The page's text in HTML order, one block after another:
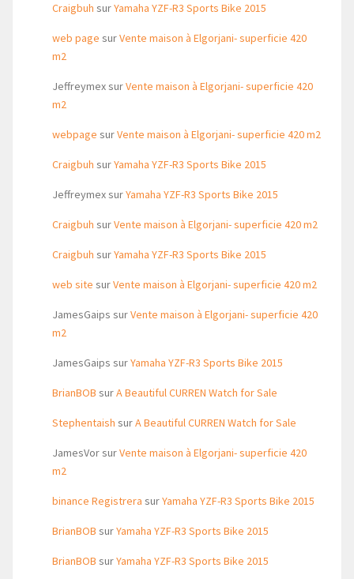
Craigbuh surYamaha YZF-R3 Sports Bike 2015
web page surVente maison à Elgorjani- superficie 420
m2
JeffreymexsurVente maison à Elgorjani- superficie 420
m2
webpage surVente maison à Elgorjani- superficie 420 m2
Craigbuh surYamaha YZF-R3 Sports Bike 2015
JeffreymexsurYamaha YZF-R3 Sports Bike 2015
Craigbuh surVente maison à Elgorjani- superficie 420 m2
Craigbuh surYamaha YZF-R3 Sports Bike 2015
web site surVente maison à Elgorjani- superficie 420 m2
JamesGaips surVente maison à Elgorjani- superficie 420
m2
JamesGaips surYamaha YZF-R3 Sports Bike 2015
BrianBOB surA Beautiful CURREN Watch for Sale
Stephentaish surA Beautiful CURREN Watch for Sale
JamesVorsurVente maison à Elgorjani- superficie 420
m2
binance Registrera surYamaha YZF-R3 Sports Bike 2015
BrianBOB surYamaha YZF-R3 Sports Bike 2015
BrianBOB surYamaha YZF-R3 Sports Bike 2015